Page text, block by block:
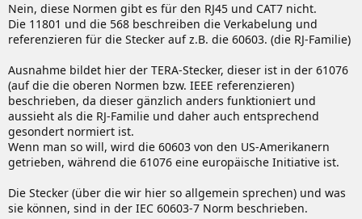
Nein, diese Normen gibt es für den RJ45 und CAT7 nicht.
Die 11801 und die 568 beschreiben die Verkabelung und
referenzieren für die Stecker auf z.B. die 60603. (die RJ-Familie)
Ausnahme bildet hier der TERA-Stecker, dieser ist in der 61076
(auf die die oberen Normen bzw. IEEE referenzieren)
beschrieben, da dieser gänzlich anders funktioniert und
aussieht als die RJ-Familie und daher auch entsprechend
gesondert normiert ist.
Wenn man so will, wird die 60603 von den US-Amerikanern
getrieben, während die 61076 eine europäische Initiative ist.
Die Stecker (über die wir hier so allgemein sprechen) und was
sie können, sind in der IEC 60603-7 Norm beschrieben.